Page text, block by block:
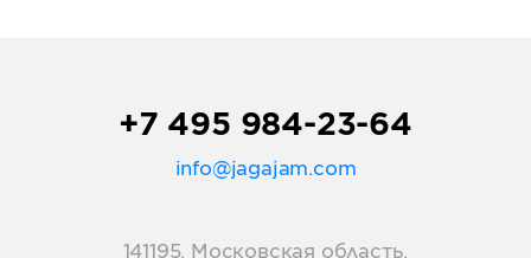
+7 495 984-23-64
info@jagajam.com
141195, Московская область,